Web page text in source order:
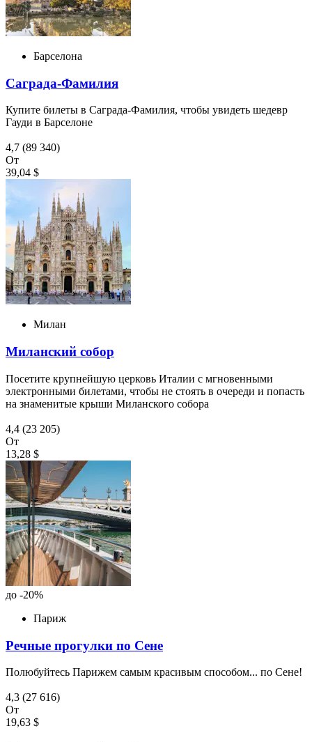
Барселона
Саграда-Фамилия
Купите билеты в Саграда-Фамилия, чтобы увидеть шедевр
Гауди в Барселоне
4,7 (89 340)
От
39,04 $
Милан
Миланский собор
Посетите крупнейшую церковь Италии с мгновенными
электронными билетами, чтобы не стоять в очереди и попасть
на знаменитые крыши Миланского собора
4,4 (23 205)
От
13,28 $
до -20%
Париж
Речные прогулки по Сене
Полюбуйтесь Парижем самым красивым способом... по Сене!
4,3 (27 616)
От
19,63 $